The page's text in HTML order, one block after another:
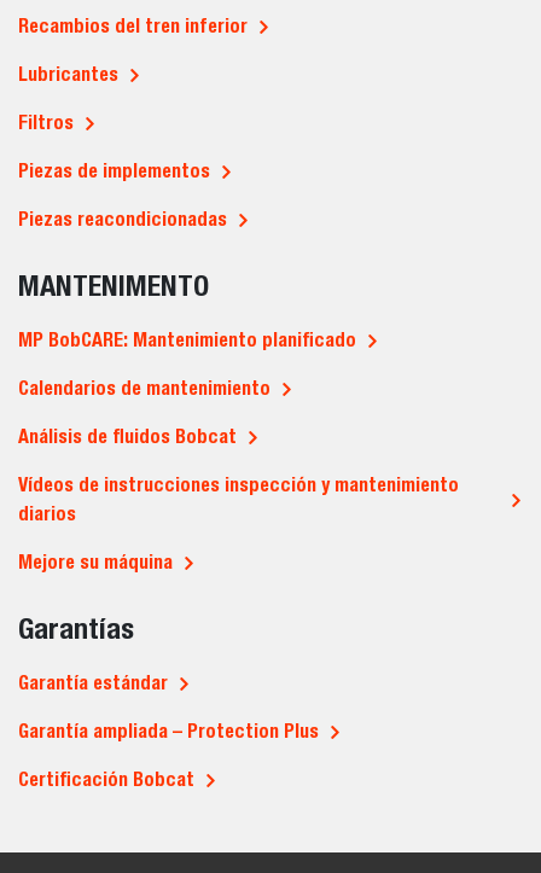
MANTENIMENTO
MP BobCARE: Mantenimiento planificado
Calendarios de mantenimiento
Análisis de fluidos Bobcat
Vídeos de instrucciones inspección y mantenimiento
diarios
Mejore su máquina
Recambios del tren inferior
Lubricantes
Filtros
Piezas de implementos
Piezas reacondicionadas
Garantías
Garantía estándar
Garantía ampliada – Protection Plus
Certificación Bobcat